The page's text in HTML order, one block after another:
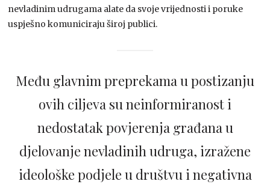
nevladinim udrugama alate da svoje vrijednosti i poruke
uspješno komuniciraju široj publici.
Među glavnim preprekama u postizanju
ovih ciljeva su neinformiranost i
nedostatak povjerenja građana u
djelovanje nevladinih udruga, izražene
ideološke podjele u društvu i negativna